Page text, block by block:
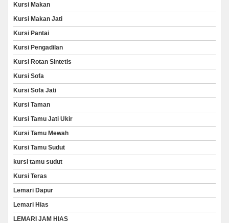
Kursi Makan
Kursi Makan Jati
Kursi Pantai
Kursi Pengadilan
Kursi Rotan Sintetis
Kursi Sofa
Kursi Sofa Jati
Kursi Taman
Kursi Tamu Jati Ukir
Kursi Tamu Mewah
Kursi Tamu Sudut
kursi tamu sudut
Kursi Teras
Lemari Dapur
Lemari Hias
LEMARI JAM HIAS